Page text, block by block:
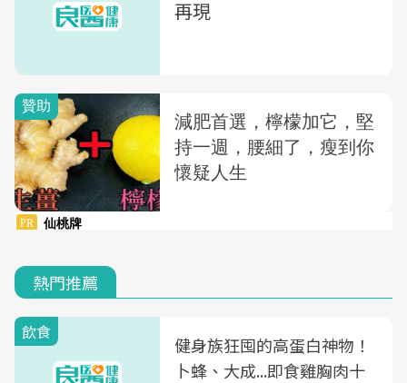
再現
熱門推薦
飲食
健身族狂囤的高蛋白神物！
卜蜂、大成...即食雞胸肉十